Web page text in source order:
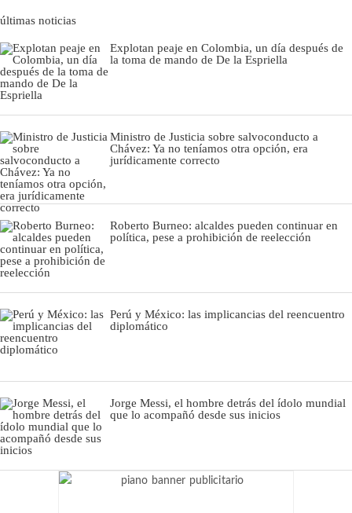
últimas noticias
Explotan peaje en Colombia, un día después de
la toma de mando de De la Espriella
Ministro de Justicia sobre salvoconducto a
Chávez: Ya no teníamos otra opción, era
jurídicamente correcto
Roberto Burneo: alcaldes pueden continuar en
política, pese a prohibición de reelección
Perú y México: las implicancias del reencuentro
diplomático
Jorge Messi, el hombre detrás del ídolo mundial
que lo acompañó desde sus inicios